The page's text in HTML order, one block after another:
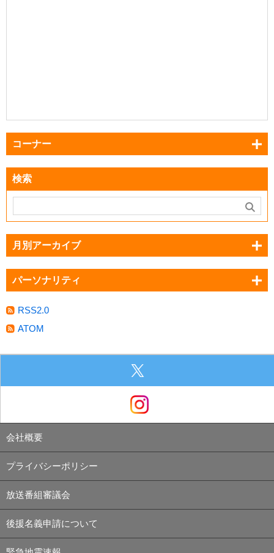
コーナー
検索
月別アーカイブ
パーソナリティ
RSS2.0
ATOM
会社概要
プライバシーポリシー
放送番組審議会
後援名義申請について